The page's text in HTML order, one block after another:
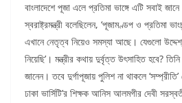
বাংলাদেশে পূজা এলে প্রতিমা ভাঙ্গে এটি সবাই
স্বরাষ্ট্রমন্ত্রী বলেছিলেন, ‘পূজামণ্ডপ ও প্রতিমা
এখানে নেতৃত্ব নিয়েও সমস্যা আছে। যেগুলো
নিয়েছি’। মন্ত্রীর কথায় দুর্বৃত্ত উৎসাহিত হবে?
জানেন। তবে দুর্গাপূজায় পুলিশ না থাকলে
ঢাকা ভার্সিটি’র শিক্ষক আনিস আলমগীর দেবী